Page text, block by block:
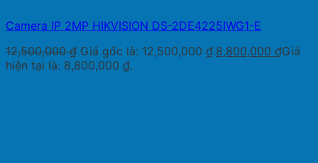
Camera IP 2MP HIKVISION DS-2DE4225IWG1-E
12,500,000₫ Giá gốc là: 12,500,000 ₫.8,800,000 ₫Giá
hiện tại là: 8,800,000 ₫.